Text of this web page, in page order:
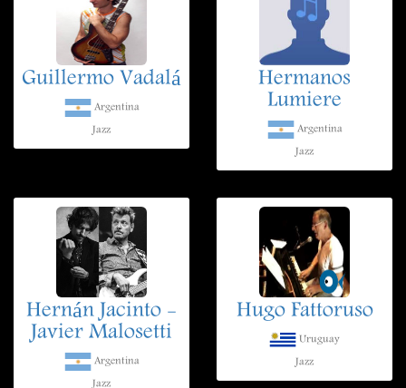
Guillermo Vadalá
Argentina
Jazz
Hermanos
Lumiere
Argentina
Jazz
Hernán Jacinto -
Javier Malosetti
Argentina
Jazz
Hugo Fattoruso
Uruguay
Jazz